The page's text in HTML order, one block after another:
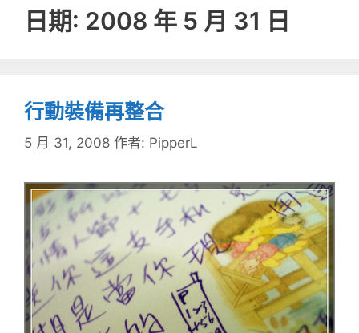
日期: 2008 年 5 月 31 日
行動裝備再整合
5 月 31, 2008 作者: PipperL